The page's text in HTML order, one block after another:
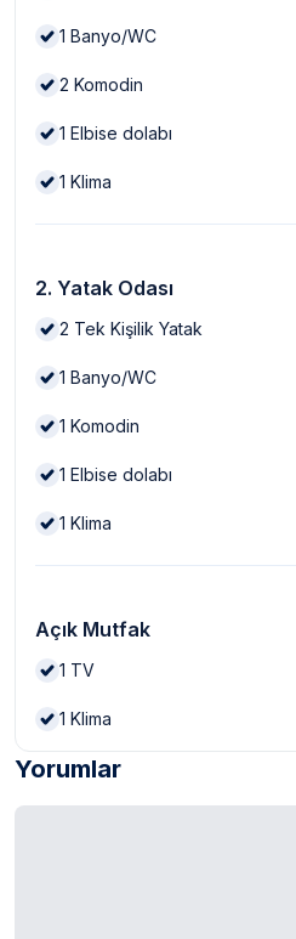
1 Banyo/WC
2 Komodin
1 Elbise dolabı
1 Klima
2. Yatak Odası
2 Tek Kişilik Yatak
1 Banyo/WC
1 Komodin
1 Elbise dolabı
1 Klima
Açık Mutfak
1 TV
1 Klima
Yorumlar